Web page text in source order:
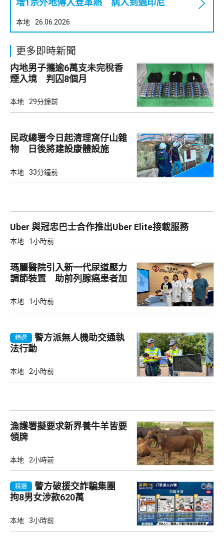
增1宗外地傳入登革熱 病人到過印尼
本地 26.06.2026
更多即時新聞
内地男子攜逾6萬支未完稅香
煙入境 判囚8個月
本地 29分鐘前
民政總署今日起清理窩仔山雜
物 日後將建設康體設施
本地 33分鐘前
Uber 與冠忠巴士合作推出Uber Elite接載服務
本地 1小時前
瑪麗醫院引入新一代尿道壓力
調節裝置 助前列腺癌患者加
本地 1小時前
精選
警方派無人機助交通執
法行動
本地 2小時前
漁護署擬要求新界養牛羊皆要
領牌
本地 2小時前
精選
警方破援交詐騙集團
拘8男女涉款620萬
本地 3小時前